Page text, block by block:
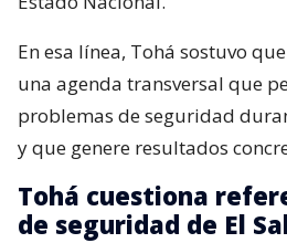
En esa línea, Tohá sostuvo
una agenda transversal que
problemas de seguridad
y que genere resultados
Tohá cuestiona
de seguridad de El